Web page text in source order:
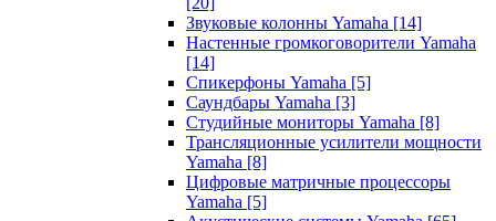
Звуковые колонны Yamaha [14]
Настенные громкоговорители Yamaha
[14]
Спикерфоны Yamaha [5]
Саундбары Yamaha [3]
Студийные мониторы Yamaha [8]
Трансляционные усилители мощности
Yamaha [8]
Цифровые матричные процессоры
Yamaha [5]